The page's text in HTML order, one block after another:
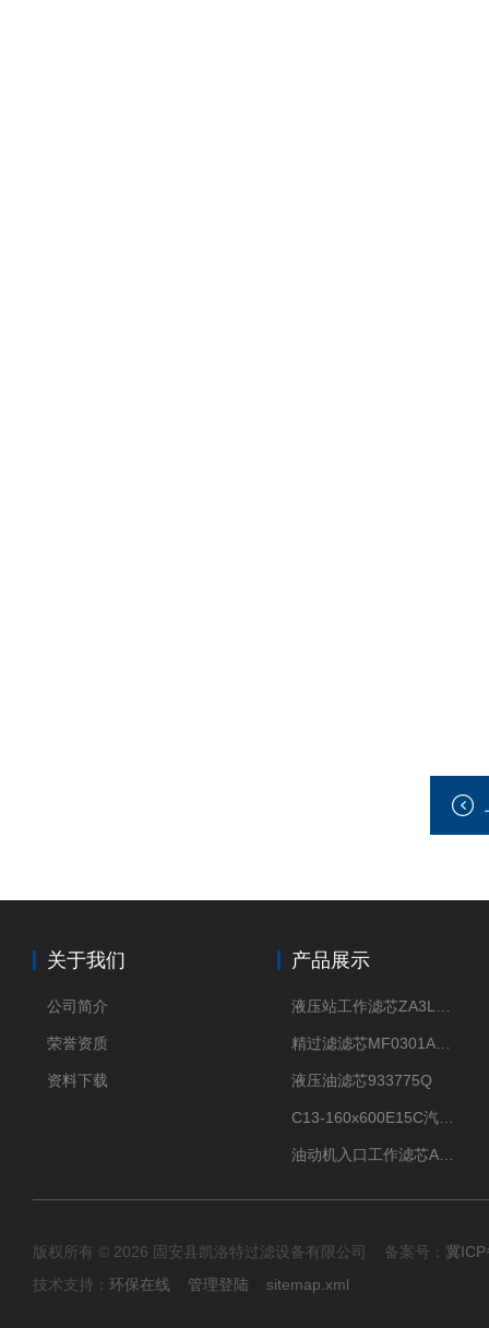
关于我们
公司简介
荣誉资质
资料下载
产品展示
液压油滤芯933775Q
版权所有 © 2026 固安县凯洛特过滤设备有限公司 备案号： 冀
技术支持： 环保在线 管理登陆 sitemap.xml